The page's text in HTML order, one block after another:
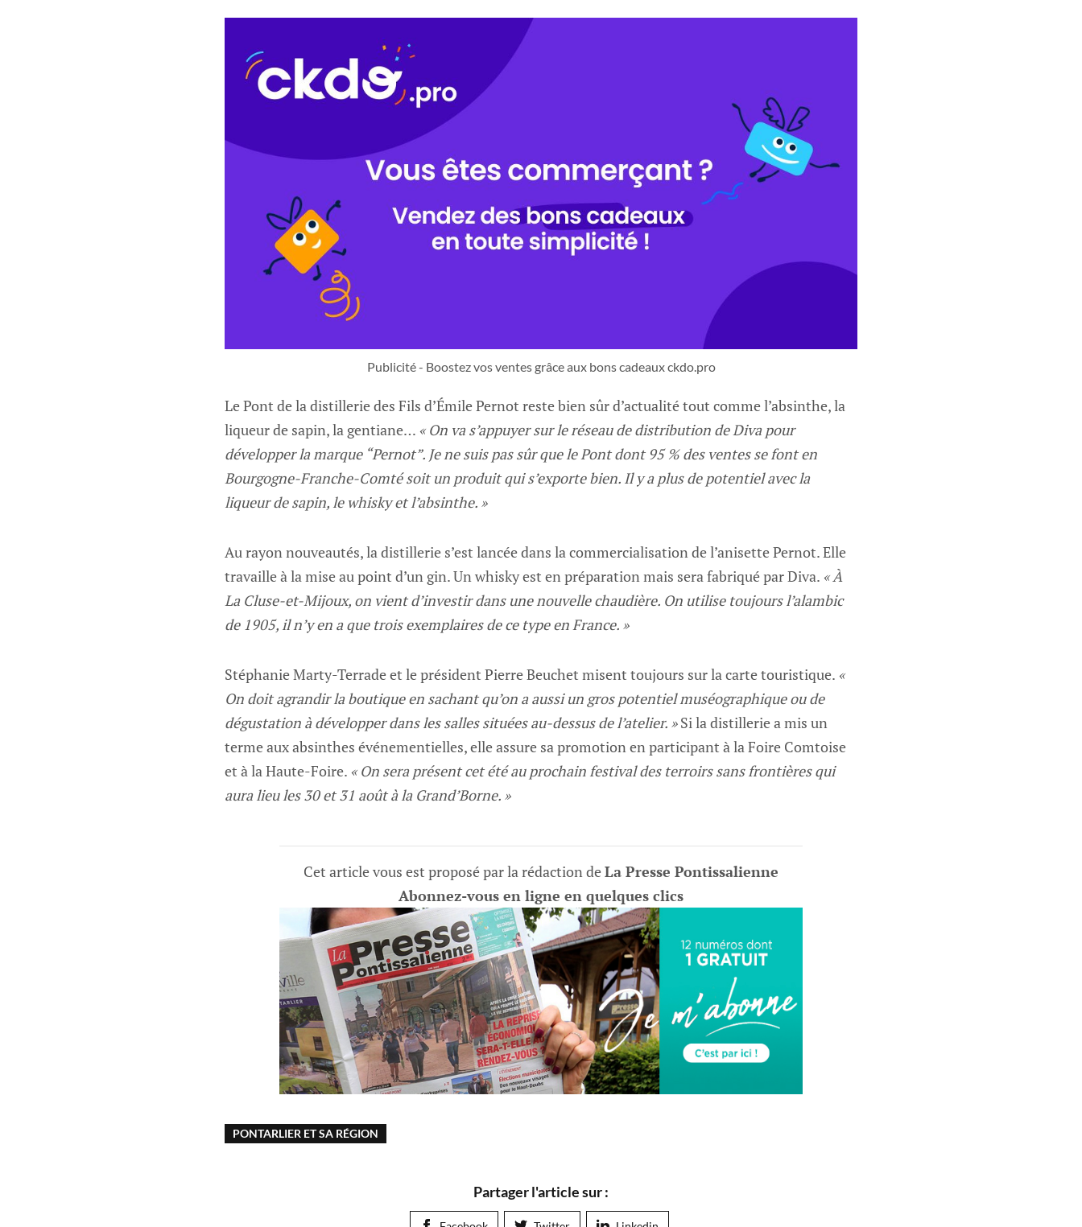
Publicité - Boostez vos ventes grâce aux bons cadeaux ckdo.pro
Le Pont de la distillerie des Fils d’Émile Pernot reste bien sûr d’actualité tout comme l’absinthe, la
liqueur de sapin, la gentiane… « On va s’appuyer sur le réseau de distribution de Diva pour
développer la marque “Pernot”. Je ne suis pas sûr que le Pont dont 95 % des ventes se font en
Bourgogne-Franche-Comté soit un produit qui s’exporte bien. Il y a plus de potentiel avec la
liqueur de sapin, le whisky et l’absinthe. »
Au rayon nouveautés, la distillerie s’est lancée dans la commercialisation de l’anisette Pernot. Elle
travaille à la mise au point d’un gin. Un whisky est en préparation mais sera fabriqué par Diva. « À
La Cluse-et-Mijoux, on vient d’investir dans une nouvelle chaudière. On utilise toujours l’alambic
de 1905, il n’y en a que trois exemplaires de ce type en France. »
Stéphanie Marty-Terrade et le président Pierre Beuchet misent toujours sur la carte touristique. «
On doit agrandir la boutique en sachant qu’on a aussi un gros potentiel muséographique ou de
dégustation à développer dans les salles situées au-dessus de l’atelier. »Si la distillerie a mis un
terme aux absinthes événementielles, elle assure sa promotion en participant à la Foire Comtoise
et à la Haute-Foire. « On sera présent cet été au prochain festival des terroirs sans frontières qui
aura lieu les 30 et 31 août à la Grand’Borne. »
Cet article vous est proposé par la rédaction deLa Presse Pontissalienne
Abonnez-vous en ligne en quelques clics
PONTARLIER ET SA RÉGION
Partager l'article sur :